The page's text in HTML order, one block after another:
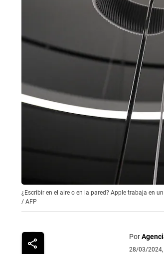
¿Escribir en el aire o en la pared? Apple trabaja en
/ AFP
Por
28/03/2024,